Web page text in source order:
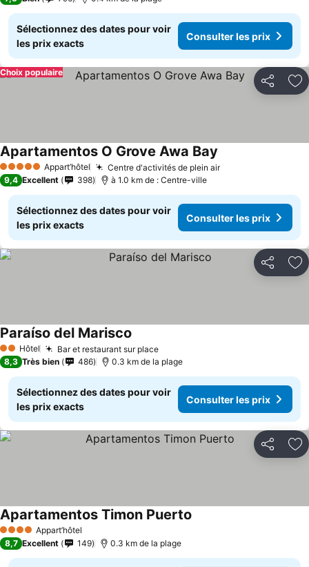
Sélectionnez des dates pour voir
les prix exacts
Consulter les prix
Partager
Choix populaire
5 Étoiles Appart’hôtel Centre d'activités de plein airConsulter les
Apartamentos O Grove Awa Bay
9,4 Excellent 398 à 1.0 km de : Centre-ville
Sélectionnez des dates pour voir
les prix exacts
Consulter les prix
Partager
2 Étoiles
Hôtel Bar et restaurant sur placeConsulter les prix
Paraíso del Marisco
8,3 Très bien 486 0.3 km de la plage
Sélectionnez des dates pour voir
les prix exacts
Consulter les prix
Partager
4 Étoiles Appart’hôtel
Apartamentos Timon Puerto
8,7 Excellent 149 0.3 km de la plage